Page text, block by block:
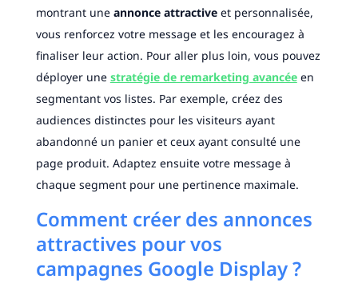
montrant une annonce attractiveet personnalisée,
vous renforcez votre message et les encouragez à
finaliser leur action. Pour aller plus loin, vous pouvez
déployer une stratégie de remarketing avancéeen
segmentant vos listes. Par exemple, créez des
audiences distinctes pour les visiteurs ayant
abandonné un panier et ceux ayant consulté une
page produit. Adaptez ensuite votre message à
chaque segment pour une pertinence maximale.
Comment créer des annonces
attractives pour vos
campagnes Google Display ?